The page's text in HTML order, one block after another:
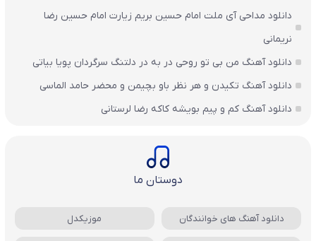
دانلود مداحی آی ملت امام حسین بریم زیارت امام حسین رضا
نریمانی
دانلود آهنگ من بی تو روحی در به در دلتنگ سرگردان پویا بیاتی
دانلود آهنگ تکیدن و هر نظر باو بچیمن و محضر حامد الماسی
دانلود آهنگ کم و پیم بویشه کاکه رضا لرستانی
دوستان ما
دانلود آهنگ های خوانندگان موزیکدل